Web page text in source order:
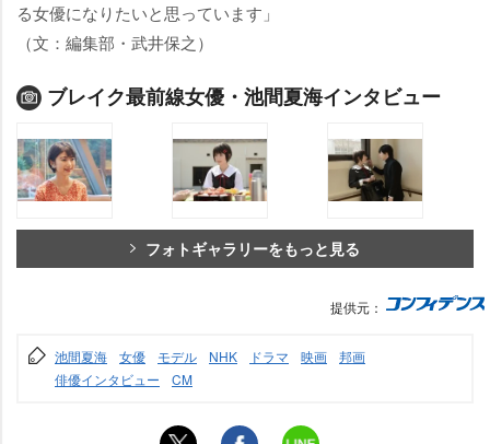
る女優になりたいと思っています」
（文：編集部・武井保之）
ブレイク最前線女優・池間夏海インタビュー
フォトギャラリーをもっと見る
提供元：
池間夏海 女優 モデル NHK ドラマ 映画
邦画
俳優インタビュー
CM